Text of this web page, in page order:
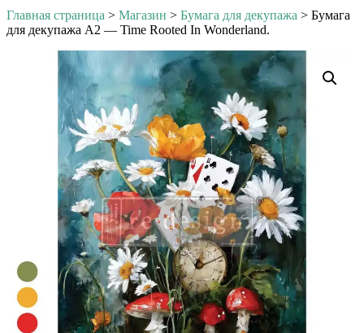
Главная страница > Магазин > Бумага для декупажа > Бумага
для декупажа А2 — Time Rooted In Wonderland.